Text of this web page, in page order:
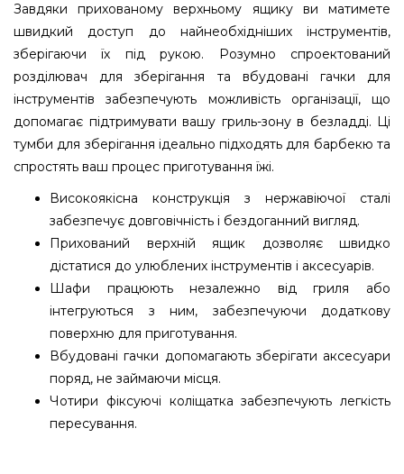
Завдяки прихованому верхньому ящику ви матимете
швидкий доступ до найнеобхідніших інструментів,
зберігаючи їх під рукою. Розумно спроектований
розділювач для зберігання та вбудовані гачки для
інструментів забезпечують можливість організації, що
допомагає підтримувати вашу гриль-зону в безладді. Ці
тумби для зберігання ідеально підходять для барбекю та
спростять ваш процес приготування їжі.
Високоякісна конструкція з нержавіючої сталі
забезпечує довговічність і бездоганний вигляд.
Прихований верхній ящик дозволяє швидко
дістатися до улюблених інструментів і аксесуарів.
Шафи працюють незалежно від гриля або
інтегруються з ним, забезпечуючи додаткову
поверхню для приготування.
Вбудовані гачки допомагають зберігати аксесуари
поряд, не займаючи місця.
Чотири фіксуючі коліщатка забезпечують легкість
пересування.